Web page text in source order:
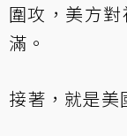
圍攻，美方
滿。
接著，就是美